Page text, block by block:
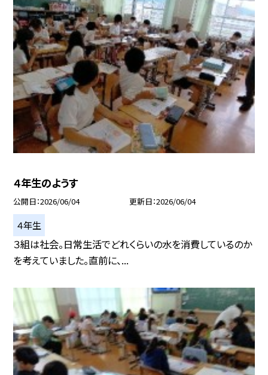
４年生のようす
公開日 2026/06/04 更新日 2026/06/04
４年生
３組は社会。日常生活でどれくらいの水を消費しているのか
を考えていました。直前に、...